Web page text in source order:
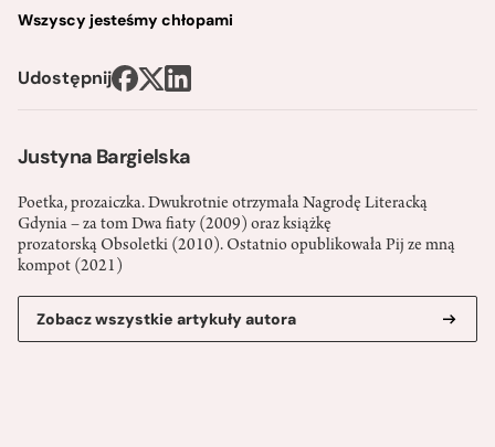
Justyna Bargielska
Poetka, prozaiczka. Dwukrotnie otrzymała Nagrodę Literacką
Gdynia – za tom Dwa fiaty (2009) oraz książkę
prozatorską Obsoletki (2010). Ostatnio opublikowała Pij ze mną
kompot (2021)
Zobacz wszystkie artykuły autora
Wszyscy jesteśmy chłopami
Udostępnij